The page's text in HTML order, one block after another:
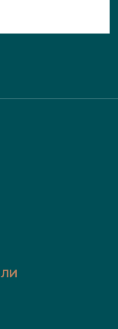
д.101, оф.
UChIXeIEY8vP
Березовка, ул.
793-1401